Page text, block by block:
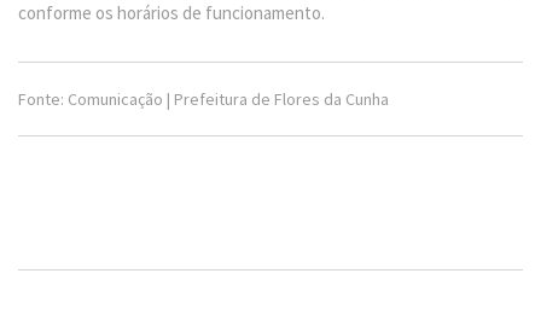
conforme os horários de funcionamento.
Fonte: Comunicação | Prefeitura de Flores da Cunha